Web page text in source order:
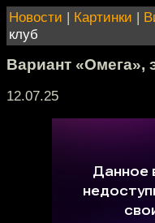
Новости | Картинки |
клуб
Вариант «Омега»,
12.07.25